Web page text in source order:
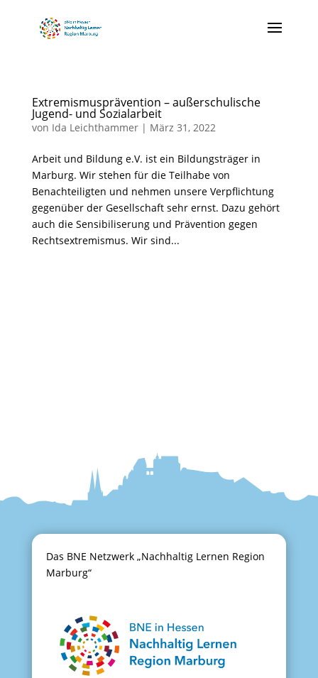
Extremismusprävention – außerschulische
Jugend- und Sozialarbeit
von Ida Leichthammer| März 31, 2022
Arbeit und Bildung e.V. ist ein Bildungsträger in
Marburg. Wir stehen für die Teilhabe von
Benachteiligten und nehmen unsere Verpflichtung
gegenüber der Gesellschaft sehr ernst. Dazu gehört
auch die Sensibiliserung und Prävention gegen
Rechtsextremismus. Wir sind...
Das BNE Netzwerk „Nachhaltig Lernen Region
Marburg“